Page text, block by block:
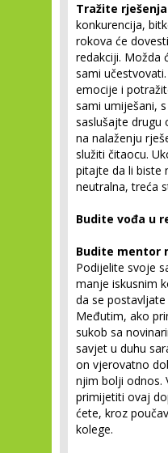
Tražite
konkurencija,
rokova će
redakciji. Možda
sami
emocije i
sami umiješani,
saslušajte drugu
na nalaženju
služiti čitaocu.
pitajte da li biste
neutralna, treća
Budite vođa u
Budite mentor
Podijelite svoje
manje iskusnim
da se
Međutim, ako
sukob sa
savjet u duhu
on vjerovatno
njim bolji odnos.
primijetiti ovaj
ćete, kroz
kolege.